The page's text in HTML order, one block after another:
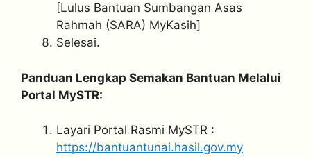
[Lulus Bantuan Sumbangan Asas
Rahmah (SARA) MyKasih]
Selesai.
Panduan Lengkap Semakan Bantuan Melalui
Portal MySTR:
Layari Portal Rasmi MySTR :
https://bantuantunai.hasil.gov.my